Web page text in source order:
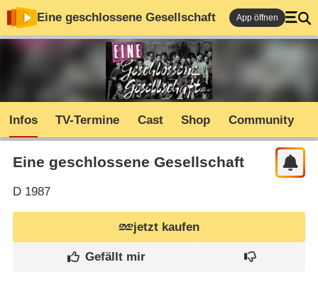
Eine geschlossene Gesellschaft App öffnen
Infos TV-Termine Cast Shop Community
Eine geschlossene Gesellschaft
D1987
jetzt kaufen